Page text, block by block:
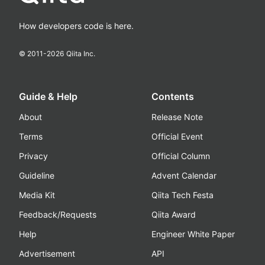
How developers code is here.
© 2011-2026 Qiita Inc.
Guide & Help
About
Terms
Privacy
Guideline
Media Kit
Feedback/Requests
Help
Advertisement
Contents
Release Note
Official Event
Official Column
Advent Calendar
Qiita Tech Festa
Qiita Award
Engineer White Paper
API